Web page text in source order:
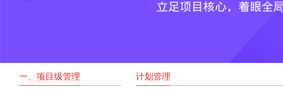
一、项目级管理 计划管理